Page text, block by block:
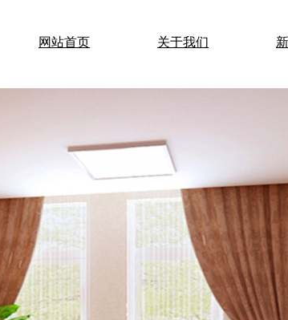
网站首页 关于我们